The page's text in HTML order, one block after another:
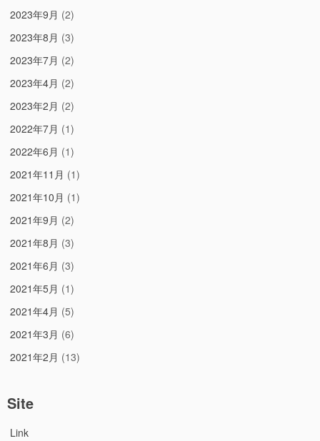
2023年9月 (2)
2023年8月 (3)
2023年7月 (2)
2023年4月 (2)
2023年2月 (2)
2022年7月 (1)
2022年6月 (1)
2021年11月 (1)
2021年10月 (1)
2021年9月 (2)
2021年8月 (3)
2021年6月 (3)
2021年5月 (1)
2021年4月 (5)
2021年3月 (6)
2021年2月 (13)
Site
Link